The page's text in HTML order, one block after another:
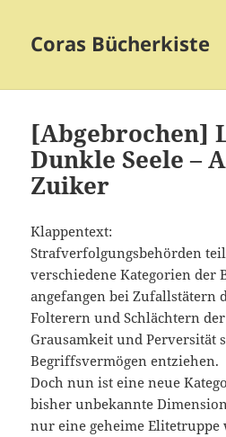
Coras Bücherkiste
[Abgebrochen]
Dunkle Seele –
Zuiker
Klappentext:
Strafverfolgungsbehörden
verschiedene Kategorien der
angefangen bei Zufallstätern
Folterern und Schlächtern
Grausamkeit und Perversität
Begriffsvermögen entziehen.
Doch nun ist eine neue
bisher unbekannte
nur eine geheime Elitetruppe